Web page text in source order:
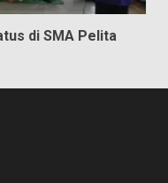
di SMA Pelita